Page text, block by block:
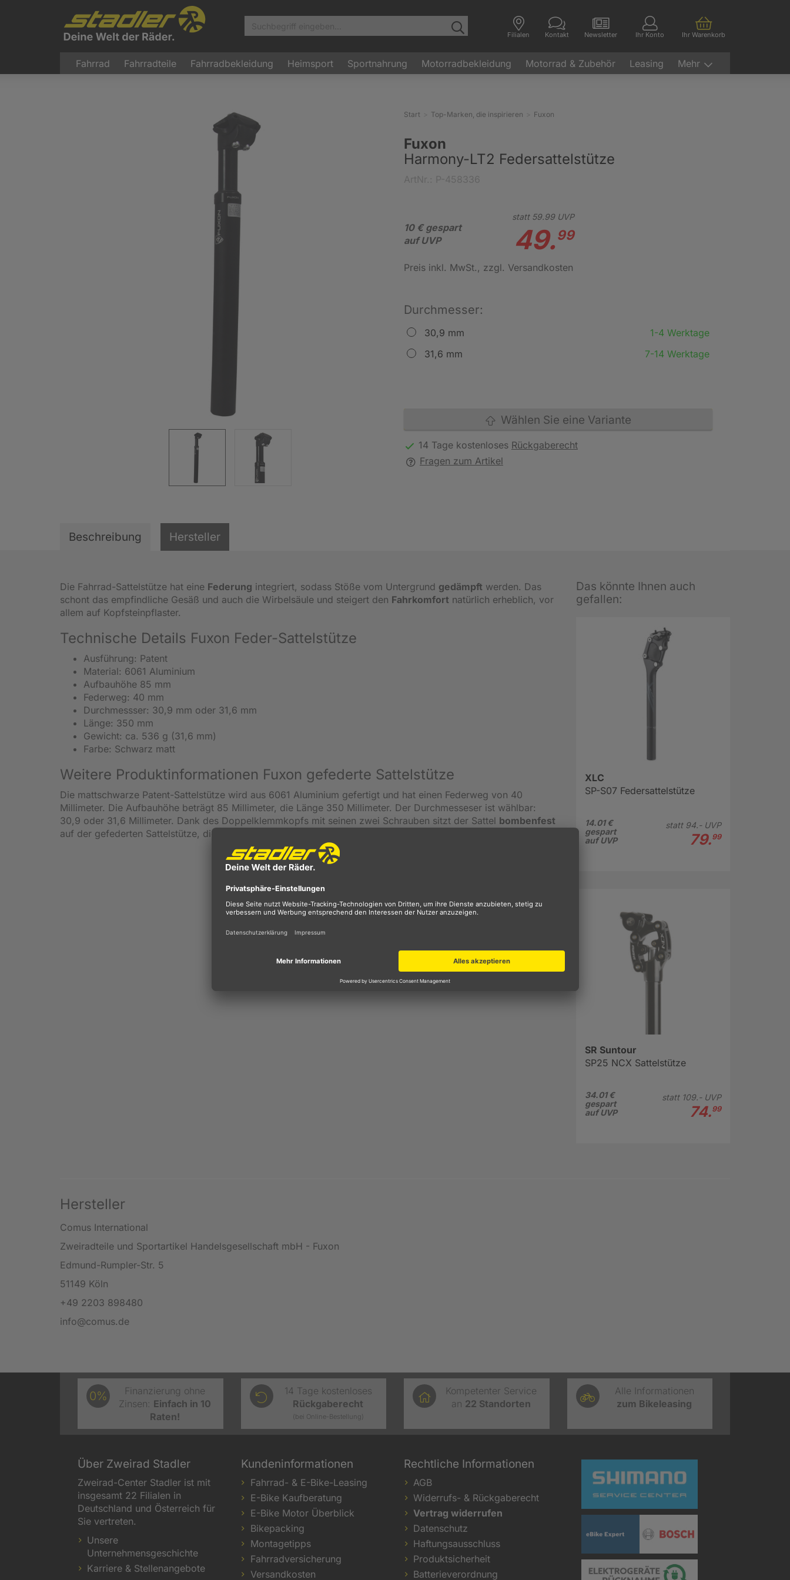
Filialen Kontakt Newsletter Ihr Konto Ihr Warenkorb
Fahrrad Fahrradteile Fahrradbekleidung Heimsport Sportnahrung Motorradbekleidung Motorrad & Zubehör Leasing Mehr
Start Top-Marken, die inspirieren Fuxon
Fuxon
Harmony-LT2 Federsattelstütze
10 € gespart
auf UVP
statt 59.99UVP
49.99
Preis inkl. MwSt., zzgl. Versandkosten
Durchmesser:
30,9 mm
1-4 Werktage
31,6 mm
7-14 Werktage
Wählen Sie eine Variante
14 Tage kostenloses Rückgaberecht
Fragen zum Artikel
Beschreibung Hersteller
Die Fahrrad-Sattelstütze hat eine Federung integriert, sodass Stöße vom Untergrund gedämpft werden. Das
schont das empfindliche Gesäß und auch die Wirbelsäule und steigert den Fahrkomfort natürlich erheblich, vor
allem auf Kopfsteinpflaster.
Technische Details Fuxon Feder-Sattelstütze
Ausführung: Patent
Material: 6061 Aluminium
Aufbauhöhe 85 mm
Federweg: 40 mm
Durchmessser: 30,9 mm oder 31,6 mm
Länge: 350 mm
Gewicht: ca. 536 g (31,6 mm)
Farbe: Schwarz matt
Weitere Produktinformationen Fuxon gefederte Sattelstütze
Die mattschwarze Patent-Sattelstütze wird aus 6061 Aluminium gefertigt und hat einen Federweg von 40
Millimeter. Die Aufbauhöhe beträgt 85 Millimeter, die Länge 350 Millimeter. Der Durchmesseser ist wählbar:
30,9 oder 31,6 Millimeter. Dank des Doppelklemmkopfs mit seinen zwei Schrauben sitzt der Sattel bombenfest
auf der gefederten Sattelstütze, die auf ein Gewicht von circa 536 Gramm kommt.
Das könnte Ihnen auch
gefallen:
XLC
SP-S07 Federsattelstütze
14.01 €
gespart
auf UVP
statt 94.-UVP
79.99
SR Suntour
SP25 NCX Sattelstütze
34.01 €
gespart
auf UVP
statt 109.-UVP
74.99
Hersteller
Comus International
Zweiradteile und Sportartikel Handelsgesellschaft mbH - Fuxon
Edmund-Rumpler-Str. 5
51149 Köln
+49 2203 898480
info@comus.de
0%
Finanzierung ohne
Zinsen: Einfach in 10
Raten!
14 Tage kostenloses
Rückgaberecht
(bei Online-Bestellung)
Kompetenter Service
an 22 Standorten
Alle Informationen
zum Bikeleasing
Über Zweirad Stadler
Zweirad-Center Stadler ist mit
insgesamt 22 Filialen in
Deutschland und Österreich für
Sie vertreten.
Unsere
Unternehmensgeschichte
Karriere & Stellenangebote
Kundeninformationen
Fahrrad- & E-Bike-Leasing
E-Bike Kaufberatung
E-Bike Motor Überblick
Bikepacking
Montagetipps
Fahrradversicherung
Versandkosten
Rechtliche Informationen
AGB
Widerrufs- & Rückgaberecht
Vertrag widerrufen
Datenschutz
Haftungsausschluss
Produktsicherheit
Batterieverordnung